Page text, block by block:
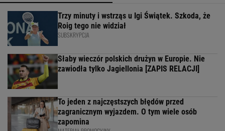
Trzy minuty i wstrząs u Igi Świątek. Szkoda, że
Roig tego nie widział
SUBSKRYPCJA
Słaby wieczór polskich drużyn w Europie. Nie
zawiodła tylko Jagiellonia [ZAPIS RELACJI]
To jeden z najczęstszych błędów przed
zagranicznym wyjazdem. O tym wiele osób
zapomina